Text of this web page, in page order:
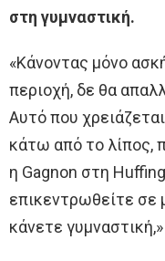
στη γυμναστική.
«Κάνοντας μόνο
περιοχή, δε θα
Αυτό που
κάτω από το λίπος,
η Gagnon στη
επικεντρωθείτε σε
κάνετε